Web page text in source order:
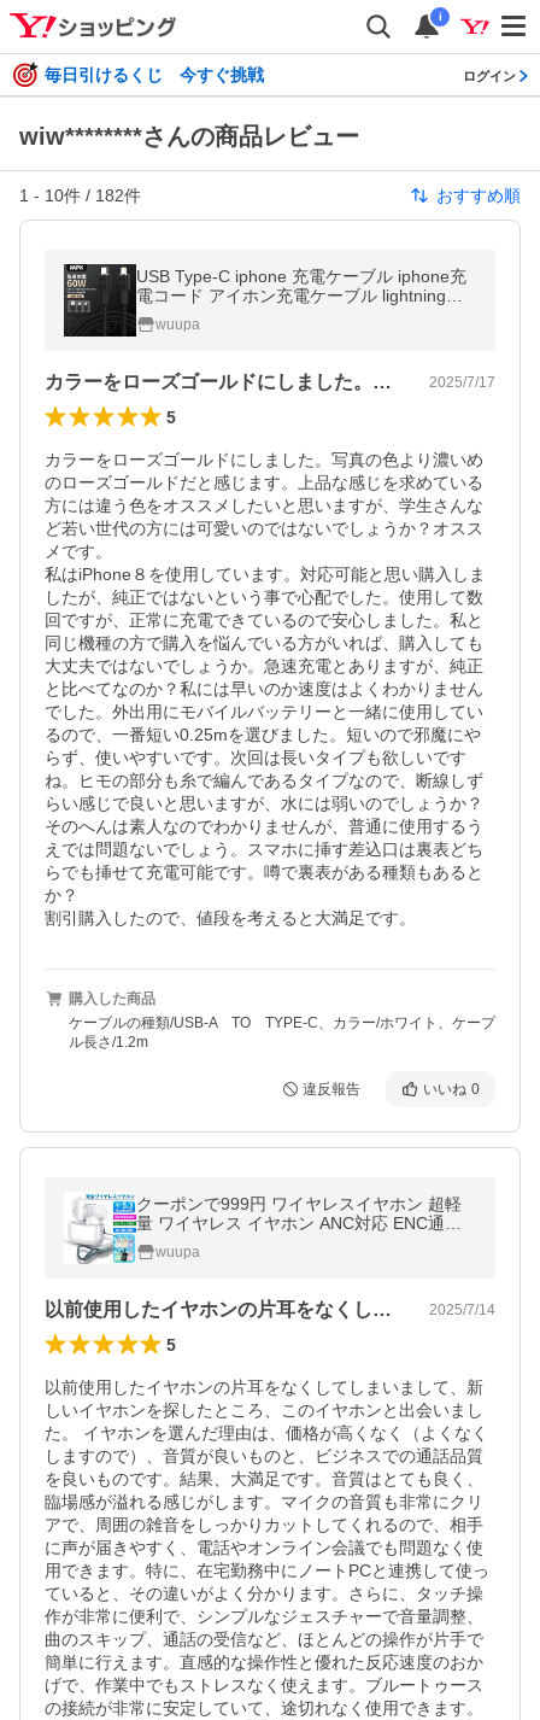
i
毎日引けるくじ 今すぐ挑戦 ログイン
wiw********さんの商品レビュー
1 - 10件 / 182件 おすすめ順
USB Type-C iphone 充電ケーブル iphone充
電コード アイホン充電ケーブル lightningケ
ーブル 1.2m 2m iPhone16 15 14 13 12 11 X
S Max XR X iPad用 2個目半額
wuupa
カラーをローズゴールドにしました。写真… 2025/7/17
5
カラーをローズゴールドにしました。写真の色より濃いめ
のローズゴールドだと感じます。上品な感じを求めている
方には違う色をオススメしたいと思いますが、学生さんな
ど若い世代の方には可愛いのではないでしょうか？オスス
メです。
私はiPhone８を使用しています。対応可能と思い購入しま
したが、純正ではないという事で心配でした。使用して数
回ですが、正常に充電できているので安心しました。私と
同じ機種の方で購入を悩んでいる方がいれば、購入しても
大丈夫ではないでしょうか。急速充電とありますが、純正
と比べてなのか？私には早いのか速度はよくわかりません
でした。外出用にモバイルバッテリーと一緒に使用してい
るので、一番短い0.25mを選びました。短いので邪魔にや
らず、使いやすいです。次回は長いタイプも欲しいです
ね。ヒモの部分も糸で編んであるタイプなので、断線しず
らい感じで良いと思いますが、水には弱いのでしょうか？
そのへんは素人なのでわかりませんが、普通に使用するう
えでは問題ないでしょう。スマホに挿す差込口は裏表どち
らでも挿せて充電可能です。噂で裏表がある種類もあると
か？
割引購入したので、値段を考えると大満足です。
購入した商品
ケーブルの種類/USB-A TO TYPE-C、カラー/ホワイト、ケープ
ル長さ/1.2m
違反報告 いいね 0
クーポンで999円 ワイヤレスイヤホン 超軽
量 ワイヤレス イヤホン ANC対応 ENC通話 b
luetooth ブルートゥースイヤホン Bluetooth
5.3 HiFi 高音質 超長待機
wuupa
以前使用したイヤホンの片耳をなくしてし… 2025/7/14
5
以前使用したイヤホンの片耳をなくしてしまいまして、新
しいイヤホンを探したところ、このイヤホンと出会いまし
た。 イヤホンを選んだ理由は、価格が高くなく（よくなく
しますので）、音質が良いものと、ビジネスでの通話品質
を良いものです。結果、大満足です。音質はとても良く、
臨場感が溢れる感じがします。マイクの音質も非常にクリ
アで、周囲の雑音をしっかりカットしてくれるので、相手
に声が届きやすく、電話やオンライン会議でも問題なく使
用できます。特に、在宅勤務中にノートPCと連携して使っ
ていると、その違いがよく分かります。さらに、タッチ操
作が非常に便利で、シンプルなジェスチャーで音量調整、
曲のスキップ、通話の受信など、ほとんどの操作が片手で
簡単に行えます。直感的な操作性と優れた反応速度のおか
げで、作業中でもストレスなく使えます。ブルートゥース
の接続が非常に安定していて、途切れなく使用できます。